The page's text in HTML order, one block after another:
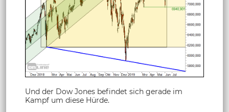
Und der Dow Jones befindet sich gerade im
Kampf um diese Hürde.